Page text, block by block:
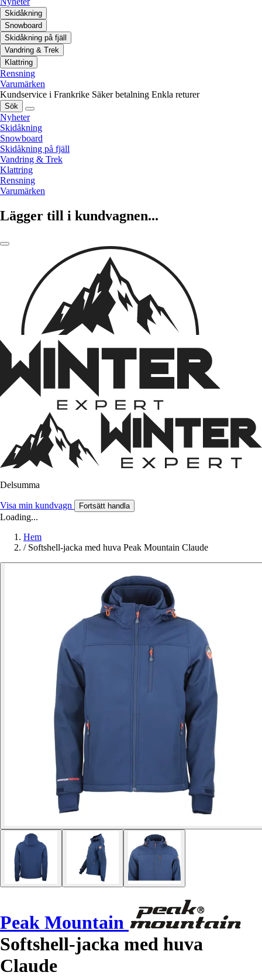
Skidåkning
Snowboard
Skidåkning på fjäll
Vandring & Trek
Klattring
Rensning
Varumärken
Kundservice i Frankrike Säker betalning Enkla returer
Sök
Nyheter
Skidåkning
Snowboard
Skidåkning på fjäll
Vandring & Trek
Klattring
Rensning
Varumärken
Lägger till i kundvagnen...
Delsumma
Visa min kundvagn Fortsätt handla
Loading...
Hem
/ Softshell-jacka med huva Peak Mountain Claude
Peak Mountain
Softshell-jacka med huva
Claude